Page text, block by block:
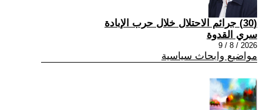
(30) جرائم الاحتلال خلال حرب الإبادة
سري القدوة
2026 / 8 / 9
مواضيع وابحاث سياسية